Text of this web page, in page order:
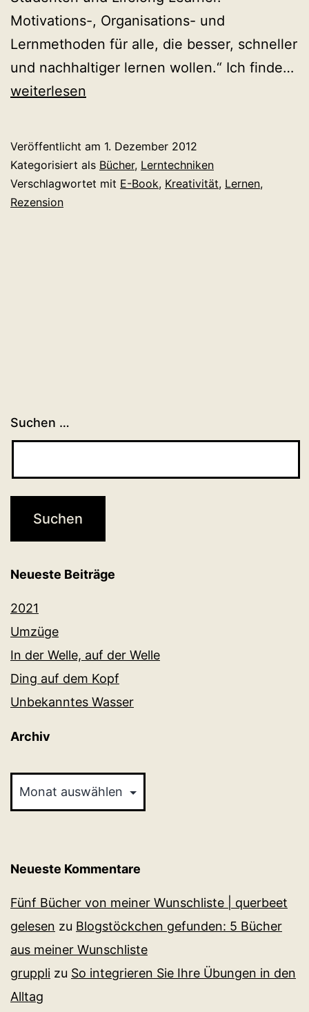
Motivations-, Organisations- und
Lernmethoden für alle, die besser, schneller
und nachhaltiger lernen wollen.“ Ich finde…
weiterlesen
Veröffentlicht am 1. Dezember 2012
Kategorisiert als Bücher, Lerntechniken
Verschlagwortet mit E-Book, Kreativität, Lernen,
Rezension
Suchen …
Neueste Beiträge
2021
Umzüge
In der Welle, auf der Welle
Ding auf dem Kopf
Unbekanntes Wasser
Archiv
Neueste Kommentare
Fünf Bücher von meiner Wunschliste | querbeet
gelesen zu Blogstöckchen gefunden: 5 Bücher
aus meiner Wunschliste
gruppli zu So integrieren Sie Ihre Übungen in den
Alltag